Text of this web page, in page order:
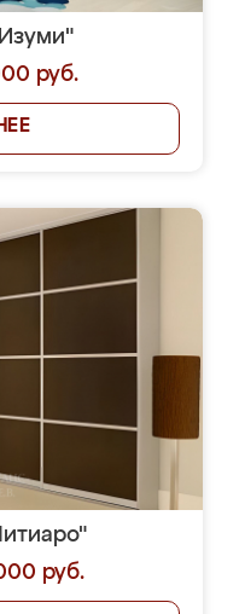
руб.
руб.